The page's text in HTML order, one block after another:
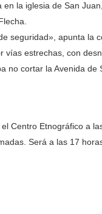
la iglesia de San
seguridad», apunta la
estrechas, con
no cortar la Avenida de
Centro Etnográfico a
Será a las 17